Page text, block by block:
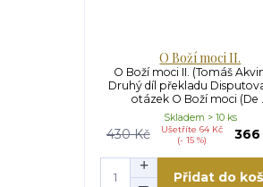
O Boží moci II.
O Boží moci II. (Tomáš
Druhý díl překladu
otázek O Boží moci (De ...
430 Kč
Ušetříte 64 Kč
(- 15 %)
366
Skladem > 10 ks
Přidat do